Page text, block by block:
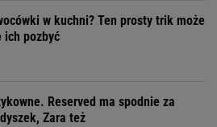
w kuchni? Ten prosty trik może
ich pozbyć
Reserved ma spodnie za
Zara też